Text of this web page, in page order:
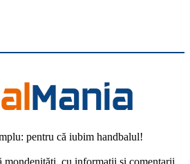
pentru că iubim handbalul!